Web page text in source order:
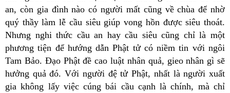
an, còn gia đình nào có người mất cũng về chùa để nhờ
quý thầy làm lễ cầu siêu giúp vong hồn được siêu thoát.
Nhưng nghi thức cầu an hay cầu siêu cũng chỉ là một
phương tiện để hướng dẫn Phật tử có niềm tin với ngôi
Tam Bảo. Đạo Phật đề cao luật nhân quả, gieo nhân gì sẽ
hưởng quả đó. Với người đệ tử Phật, nhất là người xuất
gia không lấy việc cúng bái cầu cạnh là chính, mà chỉ